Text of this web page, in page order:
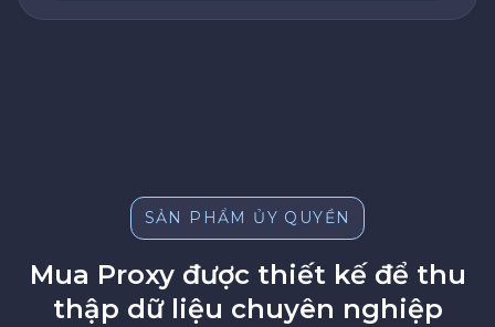
SẢN PHẨM ỦY QUYỀN
Mua Proxy được thiết kế để thu
thập dữ liệu chuyên nghiệp